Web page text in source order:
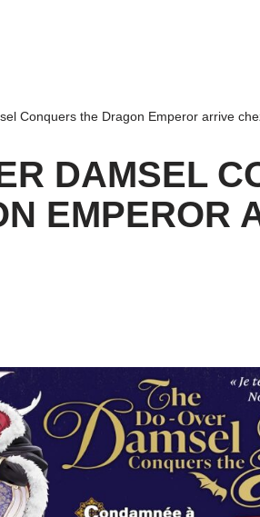
Conquers the Dragon Emperor arrive
DAMSEL
EMPEROR